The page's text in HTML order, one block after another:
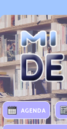
AGENDA